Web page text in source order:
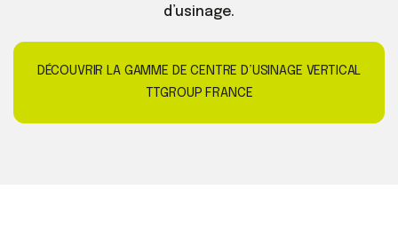
d’usinage.
DÉCOUVRIR LA GAMME DE CENTRE D’USINAGE VERTICAL
TTGROUP FRANCE